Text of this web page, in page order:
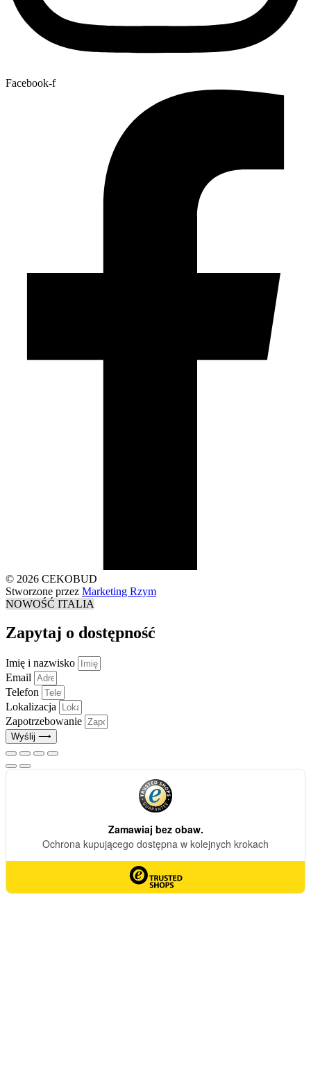
Facebook-f
© 2026 CEKOBUD
Stworzone przez Marketing Rzym
NOWOŚĆ ITALIA
Zapytaj o dostępność
Imię i nazwisko
Email
Telefon
Lokalizacja
Zapotrzebowanie
Wyślij ⟶